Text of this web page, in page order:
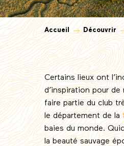
Accueil Découvrir
Certains lieux ont
d’inspiration pour
faire partie du club
le département de la
baies du monde.
la beauté sauvage